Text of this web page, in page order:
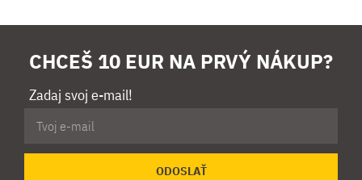
CHCEŠ 10 EUR NA PRVÝ NÁKUP?
Zadaj svoj e-mail!
ODOSLAŤ